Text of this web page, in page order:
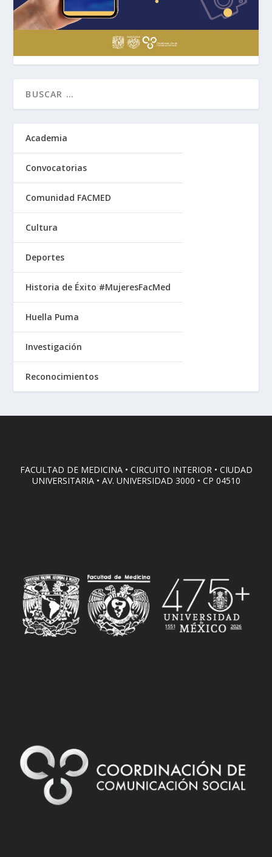
Academia
Convocatorias
Comunidad FACMED
Cultura
Deportes
Historia de Éxito #MujeresFacMed
Huella Puma
Investigación
Reconocimientos
FACULTAD DE MEDICINA • CIRCUITO INTERIOR • CIUDAD
UNIVERSITARIA • AV. UNIVERSIDAD 3000 • CP 04510